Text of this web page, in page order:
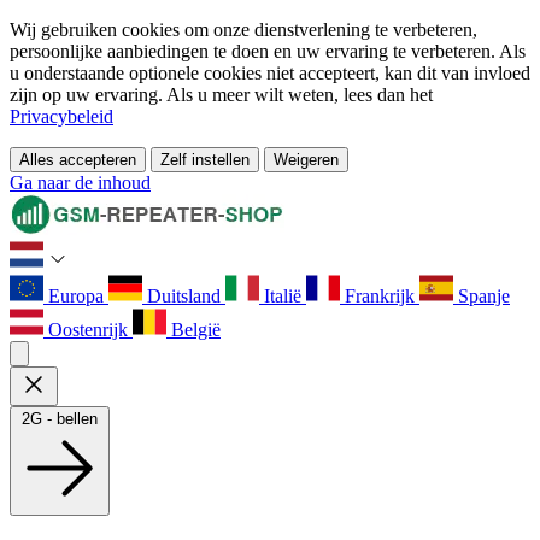
Wij gebruiken cookies om onze dienstverlening te verbeteren,
persoonlijke aanbiedingen te doen en uw ervaring te verbeteren. Als
u onderstaande optionele cookies niet accepteert, kan dit van invloed
zijn op uw ervaring. Als u meer wilt weten, lees dan het
Privacybeleid
Alles accepteren Zelf instellen Weigeren
Ga naar de inhoud
Europa Duitsland Italië Frankrijk
Spanje
Oostenrijk
België
2G - bellen